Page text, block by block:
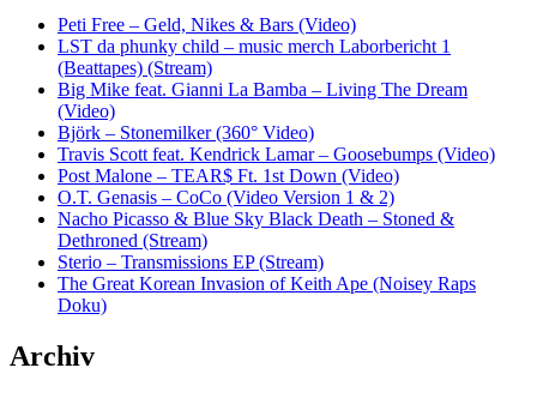
Peti Free – Geld, Nikes & Bars (Video)
LST da phunky child – music merch Laborbericht 1
(Beattapes) (Stream)
Big Mike feat. Gianni La Bamba – Living The Dream
(Video)
Björk – Stonemilker (360° Video)
Travis Scott feat. Kendrick Lamar – Goosebumps (Video)
Post Malone – TEAR$ Ft. 1st Down (Video)
O.T. Genasis – CoCo (Video Version 1 & 2)
Nacho Picasso & Blue Sky Black Death – Stoned &
Dethroned (Stream)
Sterio – Transmissions EP (Stream)
The Great Korean Invasion of Keith Ape (Noisey Raps
Doku)
Archiv